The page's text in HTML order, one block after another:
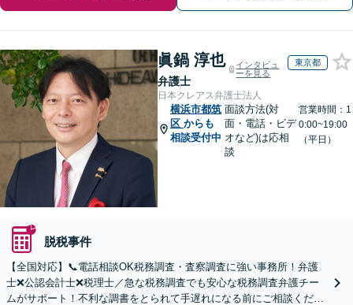
眞鍋 淳也
弁護士
インタビュ
ーを見る
東京都
日本クレアス弁護士法人
横浜市都筑
区 からも
相談受付中
面談方法(対
面・電話・ビデ
オなど)は応相
談
営業時間：1
0:00~19:00
（平日）
脱税事件
【全国対応】📞電話相談OK税務調査・査察調査に強い事務所！弁護
士❌公認会計士❌税理士／急な税務調査でも安心な税務調査弁護チー
ムがサポート！不利な調書をとられて手遅れになる前にご相談くださ